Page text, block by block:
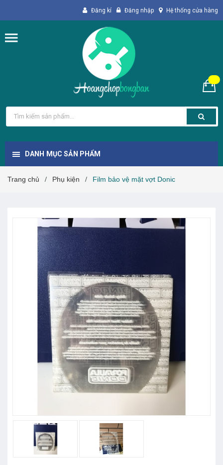
Đăng kí Đăng nhập Hệ thống cửa hàng
DANH MỤC SẢN PHẨM
Trang chủ / Phụ kiện / Film bảo vệ mặt vợt Donic